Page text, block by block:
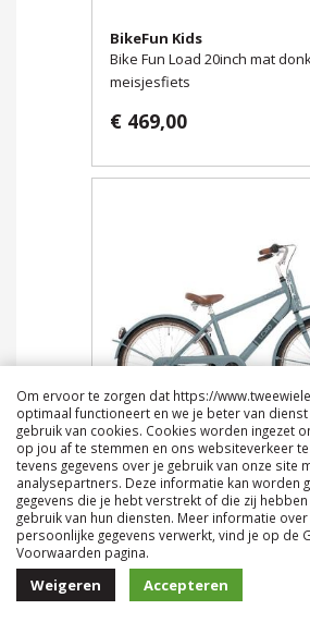
BikeFun Kids
Bike Fun Load 20inch mat
meisjesfiets
€ 469,00
Bike Fun Load 20inch mat
blauw jongensfiets
€ 469,00
Om ervoor te zorgen dat https://
optimaal functioneert en we je beter van dienst
gebruik van cookies. Cookies worden ingezet
op jou af te stemmen en ons websiteverkeer
tevens gegevens over je gebruik van onze site
analysepartners. Deze informatie kan worden
gegevens die je hebt verstrekt of die zij
gebruik van hun diensten. Meer informatie
persoonlijke gegevens verwerkt, vind je op de
Voorwaarden pagina.
Weigeren Accepteren